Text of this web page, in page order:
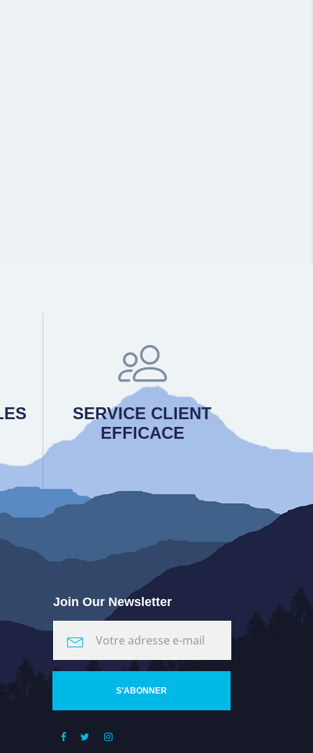
SERVICE CLIENT
EFFICACE
Join Our Newsletter